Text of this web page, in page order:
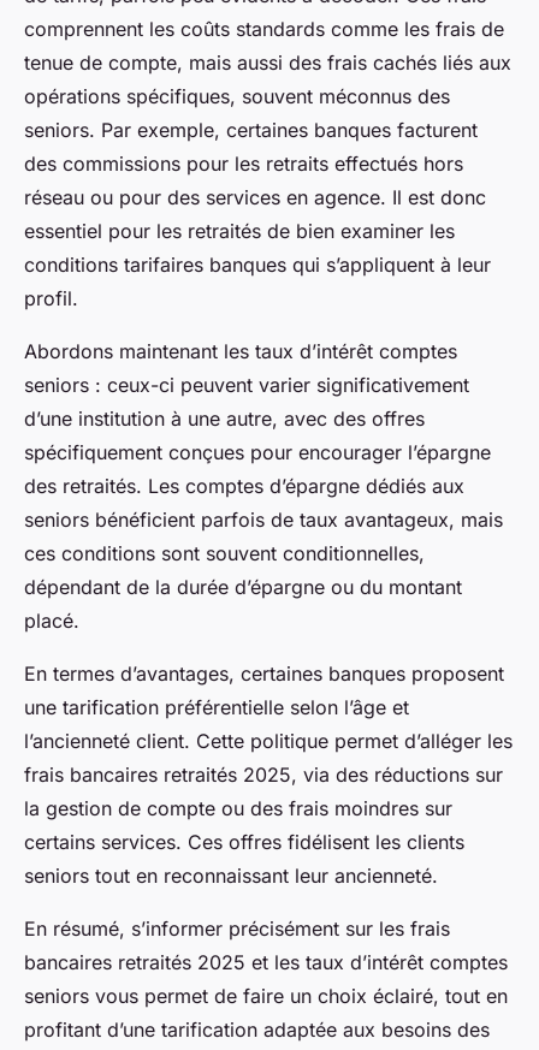
comprennent les coûts standards comme les frais de
tenue de compte, mais aussi des frais cachés liés aux
opérations spécifiques, souvent méconnus des
seniors. Par exemple, certaines banques facturent
des commissions pour les retraits effectués hors
réseau ou pour des services en agence. Il est donc
essentiel pour les retraités de bien examiner les
conditions tarifaires banques qui s’appliquent à leur
profil.
Abordons maintenant les taux d’intérêt comptes
seniors : ceux-ci peuvent varier significativement
d’une institution à une autre, avec des offres
spécifiquement conçues pour encourager l’épargne
des retraités. Les comptes d’épargne dédiés aux
seniors bénéficient parfois de taux avantageux, mais
ces conditions sont souvent conditionnelles,
dépendant de la durée d’épargne ou du montant
placé.
En termes d’avantages, certaines banques proposent
une tarification préférentielle selon l’âge et
l’ancienneté client. Cette politique permet d’alléger les
frais bancaires retraités 2025, via des réductions sur
la gestion de compte ou des frais moindres sur
certains services. Ces offres fidélisent les clients
seniors tout en reconnaissant leur ancienneté.
En résumé, s’informer précisément sur les frais
bancaires retraités 2025 et les taux d’intérêt comptes
seniors vous permet de faire un choix éclairé, tout en
profitant d’une tarification adaptée aux besoins des